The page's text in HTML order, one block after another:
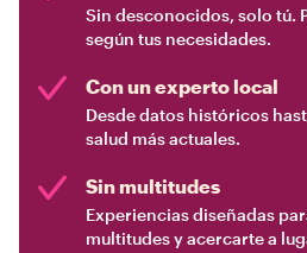
Sin desconocidos, solo tú.
según tus necesidades.
Con un experto local
Desde datos históricos
salud más actuales.
Sin multitudes
Experiencias diseñadas
multitudes y acercarte a